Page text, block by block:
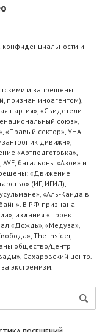
конфиденциальности и
и запрещены
признан иноагентом),
партия», «Свидетели
союз»,
«Правый сектор», УНА-
дивижн»,
«Артподготовка»,
батальоны «Азов» и
«Движение
(ИГ, ИГИЛ),
«Аль-Каида в
В РФ признана
издания «Проект
«Дождь», «Медуза»,
The Insider,
общество/центр
Сахаровский центр.
экстремизм.